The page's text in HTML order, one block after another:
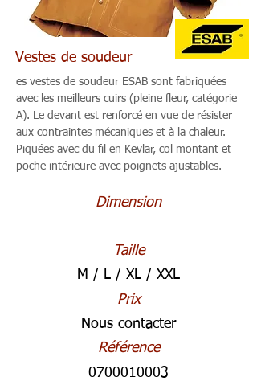
Vestes de soudeur
es vestes de soudeur ESAB sont fabriquées
avec les meilleurs cuirs (pleine fleur, catégorie
A). Le devant est renforcé en vue de résister
aux contraintes mécaniques et à la chaleur.
Piquées avec du fil en Kevlar, col montant et
poche intérieure avec poignets ajustables.
Dimension
Taille
M / L / XL / XXL
Prix
Nous contacter
Référence
0700010003